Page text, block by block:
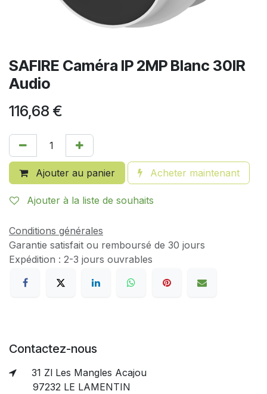
SAFIRE Caméra IP 2MP Blanc 30IR
Audio
116,68 €
Ajouter au panier Acheter maintenant
Ajouter à la liste de souhaits
Conditions générales
Garantie satisfait ou remboursé de 30 jours
Expédition : 2-3 jours ouvrables
Contactez-nous
31 Zl Les Mangles Acajou
97232 LE LAMENTIN